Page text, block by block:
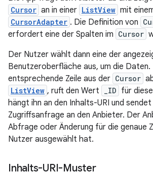
Cursor an in einer ListView mit
CursorAdapter . Die Definition von
erfordert eine der Spalten im Cursor
Der Nutzer wählt dann eine der
Benutzeroberfläche aus, um die Daten.
entsprechende Zeile aus der Cursor
ListView , ruft den Wert _ID für
hängt ihn an den Inhalts-URI und sendet
Zugriffsanfrage an den Anbieter. Der
Abfrage oder Änderung für die genaue
Nutzer ausgewählt hat.
Inhalts-URI-Muster